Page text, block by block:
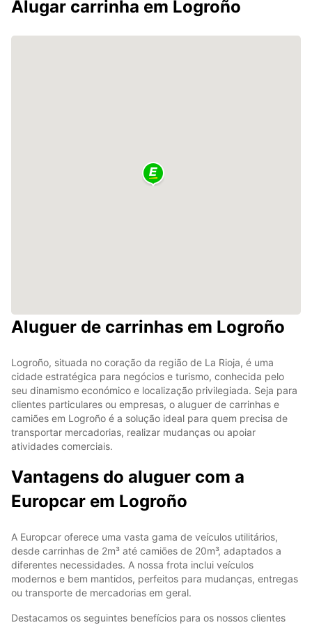
Alugar carrinha em Logroño
Aluguer de carrinhas em Logroño
Logroño, situada no coração da região de La Rioja, é uma
cidade estratégica para negócios e turismo, conhecida pelo
seu dinamismo económico e localização privilegiada. Seja para
clientes particulares ou empresas, o aluguer de carrinhas e
camiões em Logroño é a solução ideal para quem precisa de
transportar mercadorias, realizar mudanças ou apoiar
atividades comerciais.
Vantagens do aluguer com a
Europcar em Logroño
A Europcar oferece uma vasta gama de veículos utilitários,
desde carrinhas de 2m³ até camiões de 20m³, adaptados a
diferentes necessidades. A nossa frota inclui veículos
modernos e bem mantidos, perfeitos para mudanças, entregas
ou transporte de mercadorias em geral.
Destacamos os seguintes benefícios para os nossos clientes